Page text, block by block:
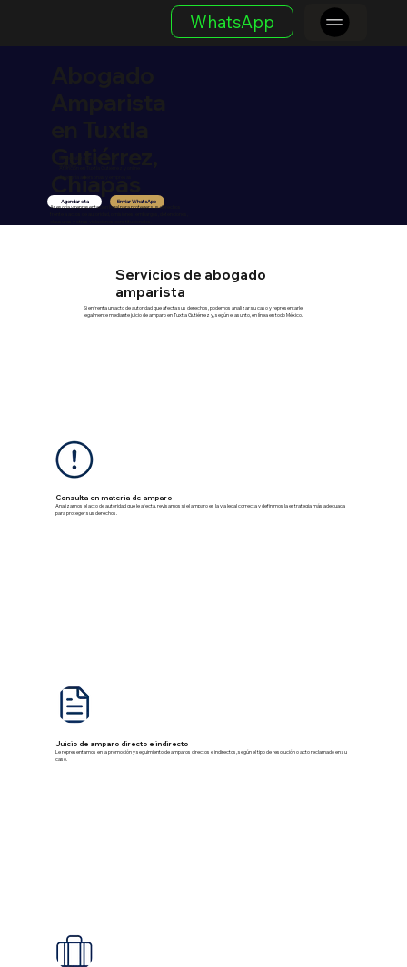
WhatsApp
Agendar cita Enviar WhatsApp
Asesoría y representación legal para proteger sus derechos
Servicios de abogado
amparista
Si enfrenta un acto de autoridad que afecta sus derechos, podemos analizar su caso y representarle
legalmente mediante juicio de amparo en Tuxtla Gutiérrez y, según el asunto, en línea en todo México.
Consulta en materia de amparo
Analizamos el acto de autoridad que le afecta, revisamos si el amparo es la vía legal correcta y definimos la estrategia más adecuada
para proteger sus derechos.
Juicio de amparo directo e indirecto
Le representamos en la promoción y seguimiento de amparos directos e indirectos, según el tipo de resolución o acto reclamado en su
caso.